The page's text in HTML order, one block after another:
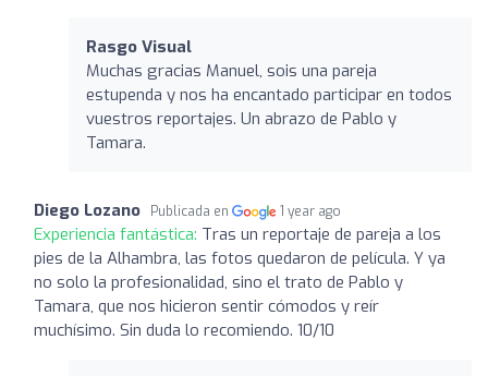
Rasgo Visual
Muchas gracias Manuel, sois una pareja
estupenda y nos ha encantado participar en todos
vuestros reportajes. Un abrazo de Pablo y
Tamara.
Diego Lozano Publicada en 1 year ago
Experiencia fantástica: Tras un reportaje de pareja a los
pies de la Alhambra, las fotos quedaron de película. Y ya
no solo la profesionalidad, sino el trato de Pablo y
Tamara, que nos hicieron sentir cómodos y reír
muchísimo. Sin duda lo recomiendo. 10/10